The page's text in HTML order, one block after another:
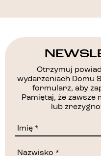
Otrzymuj
wydarzeniach Domu
formularz, aby
Pamiętaj, że zawsze
lub